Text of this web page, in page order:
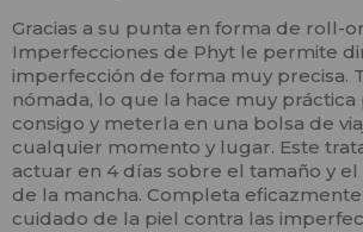
Gracias a su punta en forma de roll-
Imperfecciones de Phyt le permite
imperfección de forma muy precisa.
nómada, lo que la hace muy práctica
consigo y meterla en una bolsa de
cualquier momento y lugar. Este
actuar en 4 días sobre el tamaño y
de la mancha. Completa
cuidado de la piel contra las